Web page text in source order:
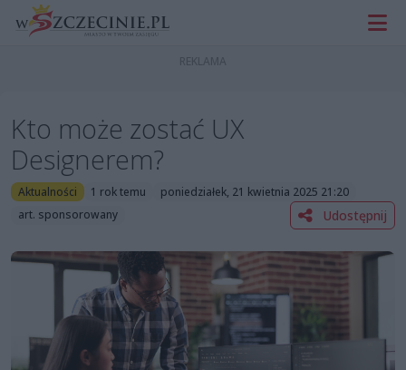
Kto może zostać UX
Designerem?
Aktualności 1 rok temu
poniedziałek, 21 kwietnia 2025 21:20
art. sponsorowany
Udostępnij